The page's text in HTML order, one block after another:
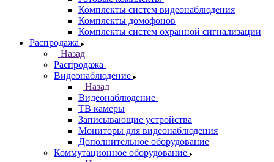
Комплекты систем видеонаблюдения
Комплекты домофонов
Комплекты систем охранной сигнализации
Распродажа
Назад
Распродажа
Видеонаблюдение
Назад
Видеонаблюдение
ТВ камеры
Записывающие устройства
Мониторы для видеонаблюдения
Дополнительное оборудование
Коммутационное оборудование